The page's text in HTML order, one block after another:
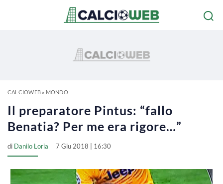
CALCIOWEB» MONDO
Il preparatore Pintus: “fallo
Benatia? Per me era rigore…”
di Danilo Loria 7 Giu 2018 | 16:30